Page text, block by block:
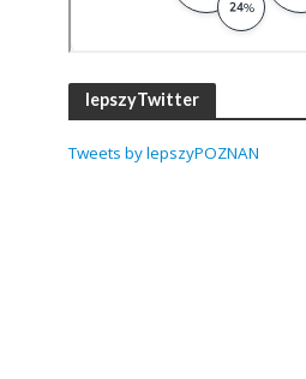
lepszyTwitter
Tweets by lepszyPOZNAN